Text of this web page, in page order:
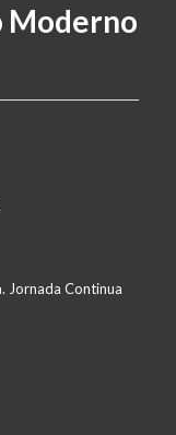
Moderno
Jornada Continua